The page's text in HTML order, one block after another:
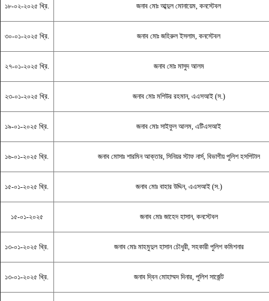
১৮-০২-২০২৫ খ্রি. জনাব মোঃ আব্দুল মোনায়েম, কনস্টেবল
৩০-০১-২০২৫ খ্রি. জনাব মোঃ জহিরুল ইসলাম, কনস্টেবল
২৭-০১-২০২৫ খ্রি. জনাব মোঃ মাসুদ আলম
২৩-০১-২০২৫ খ্রি. জনাব মোঃ মশিউর রহমান, এএসআই (স.)
১৯-০১-২০২৫ খ্রি. জনাব মোঃ সাইফুল আলম, এটিএসআই
১৬-০১-২০২৫ খ্রি. জনাব মোসাঃ শারমিন আক্তার, সিনিয়র স্টাফ নার্স, বিভাগীয় পুলিশ হসপিটাল
১৫-০১-২০২৫ খ্রি. জনাব মোঃ বাহার উদ্দিন, এএসআই (স.)
১৫-০১-২০২৫ জনাব মোঃ জাহেদ হাসান, কনস্টেবল
১৩-০১-২০২৫ খ্রি. জনাব মোঃ মাহমুদুল হাসান চৌধুরী, সহকারী পুলিশ কমিশনার
১৩-০১-২০২৫ খ্রি. জনাব দ্বিন মোহাম্মদ দিনার, পুলিশ সার্জেন্ট